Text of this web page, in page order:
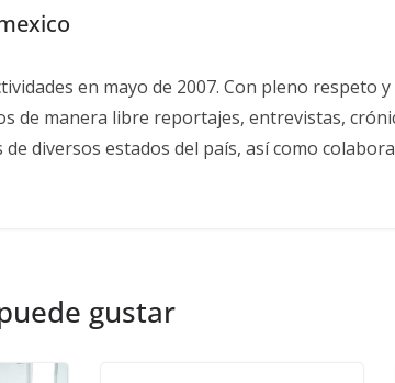
en mayo de 2007. Con pleno respeto
de manera libre reportajes, entrevistas,
diversos estados del país, así como
gustar